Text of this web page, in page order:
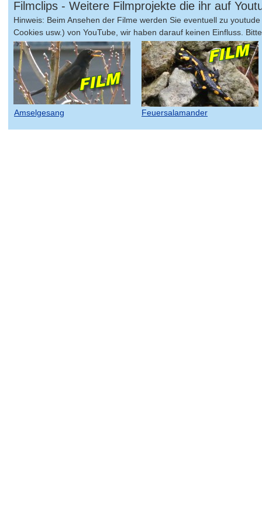
Amselgesang Feuersalamander
Hinweis: Beim Ansehen der Filme werden Sie eventuell zu
Cookies usw.) von YouTube, wir haben darauf keinen Einfluss.
Filmclips - Weitere Filmprojekte die ihr auf